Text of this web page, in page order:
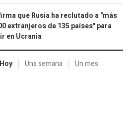
que Rusia ha reclutado a "más
extranjeros de 135 países" para
en Ucrania
Hoy Una semana Un mes